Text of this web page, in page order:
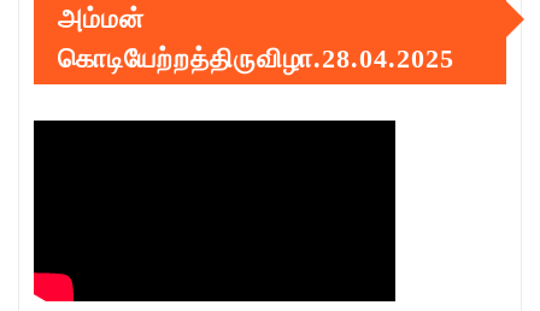
அம்மன்
கொடியேற்றத்திருவிழா.28.04.2025